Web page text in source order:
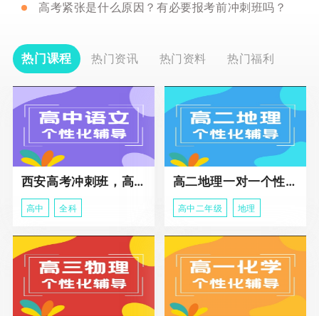
高考紧张是什么原因？有必要报考前冲刺班吗？
热门课程 热门资讯 热门资料 热门福利
西安高考冲刺班，高三全科辅导
高中 全科
高二地理一对一个性化冲刺辅导课程
高中二年级 地理